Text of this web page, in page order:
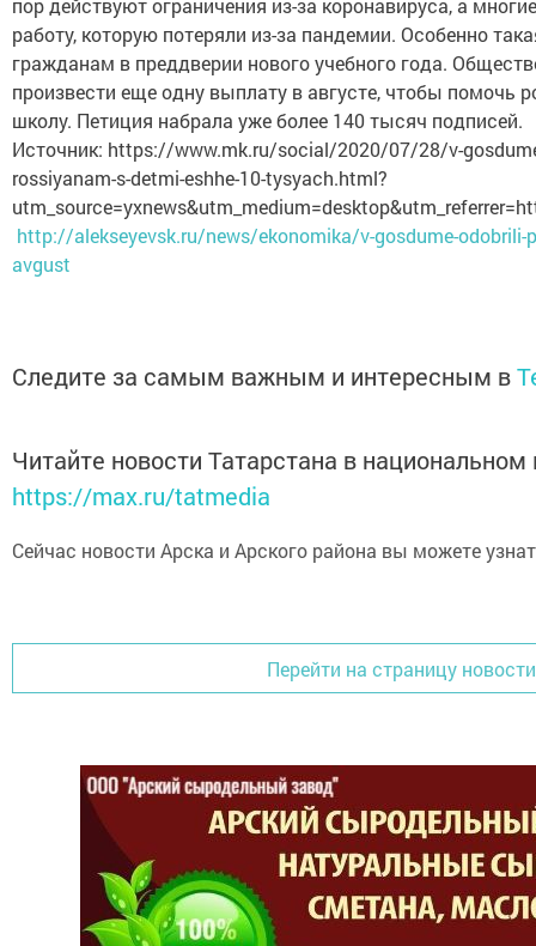
работу, которую потеряли из-за пандемии. Особенно
гражданам в преддверии нового учебного года.
произвести еще одну выплату в августе, чтобы помочь
школу. Петиция набрала уже более 140 тысяч подписей.
Источник: https://www.mk.ru/social/2020/07/28/v-
rossiyanam-s-detmi-eshhe-10-tysyach.html?
http://alekseyevsk.ru/news/ekonomika/v-gosdume-odobrili-
avgust
Следите за самым важным и интересным в
Читайте новости Татарстана в
https://max.ru/tatmedia
Сейчас новости Арска и Арского района вы можете
Перейти на страницу новости